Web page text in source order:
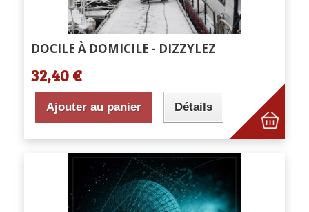
DOCILE À DOMICILE - DIZZYLEZ
32,40 €
Ajouter au panier Détails